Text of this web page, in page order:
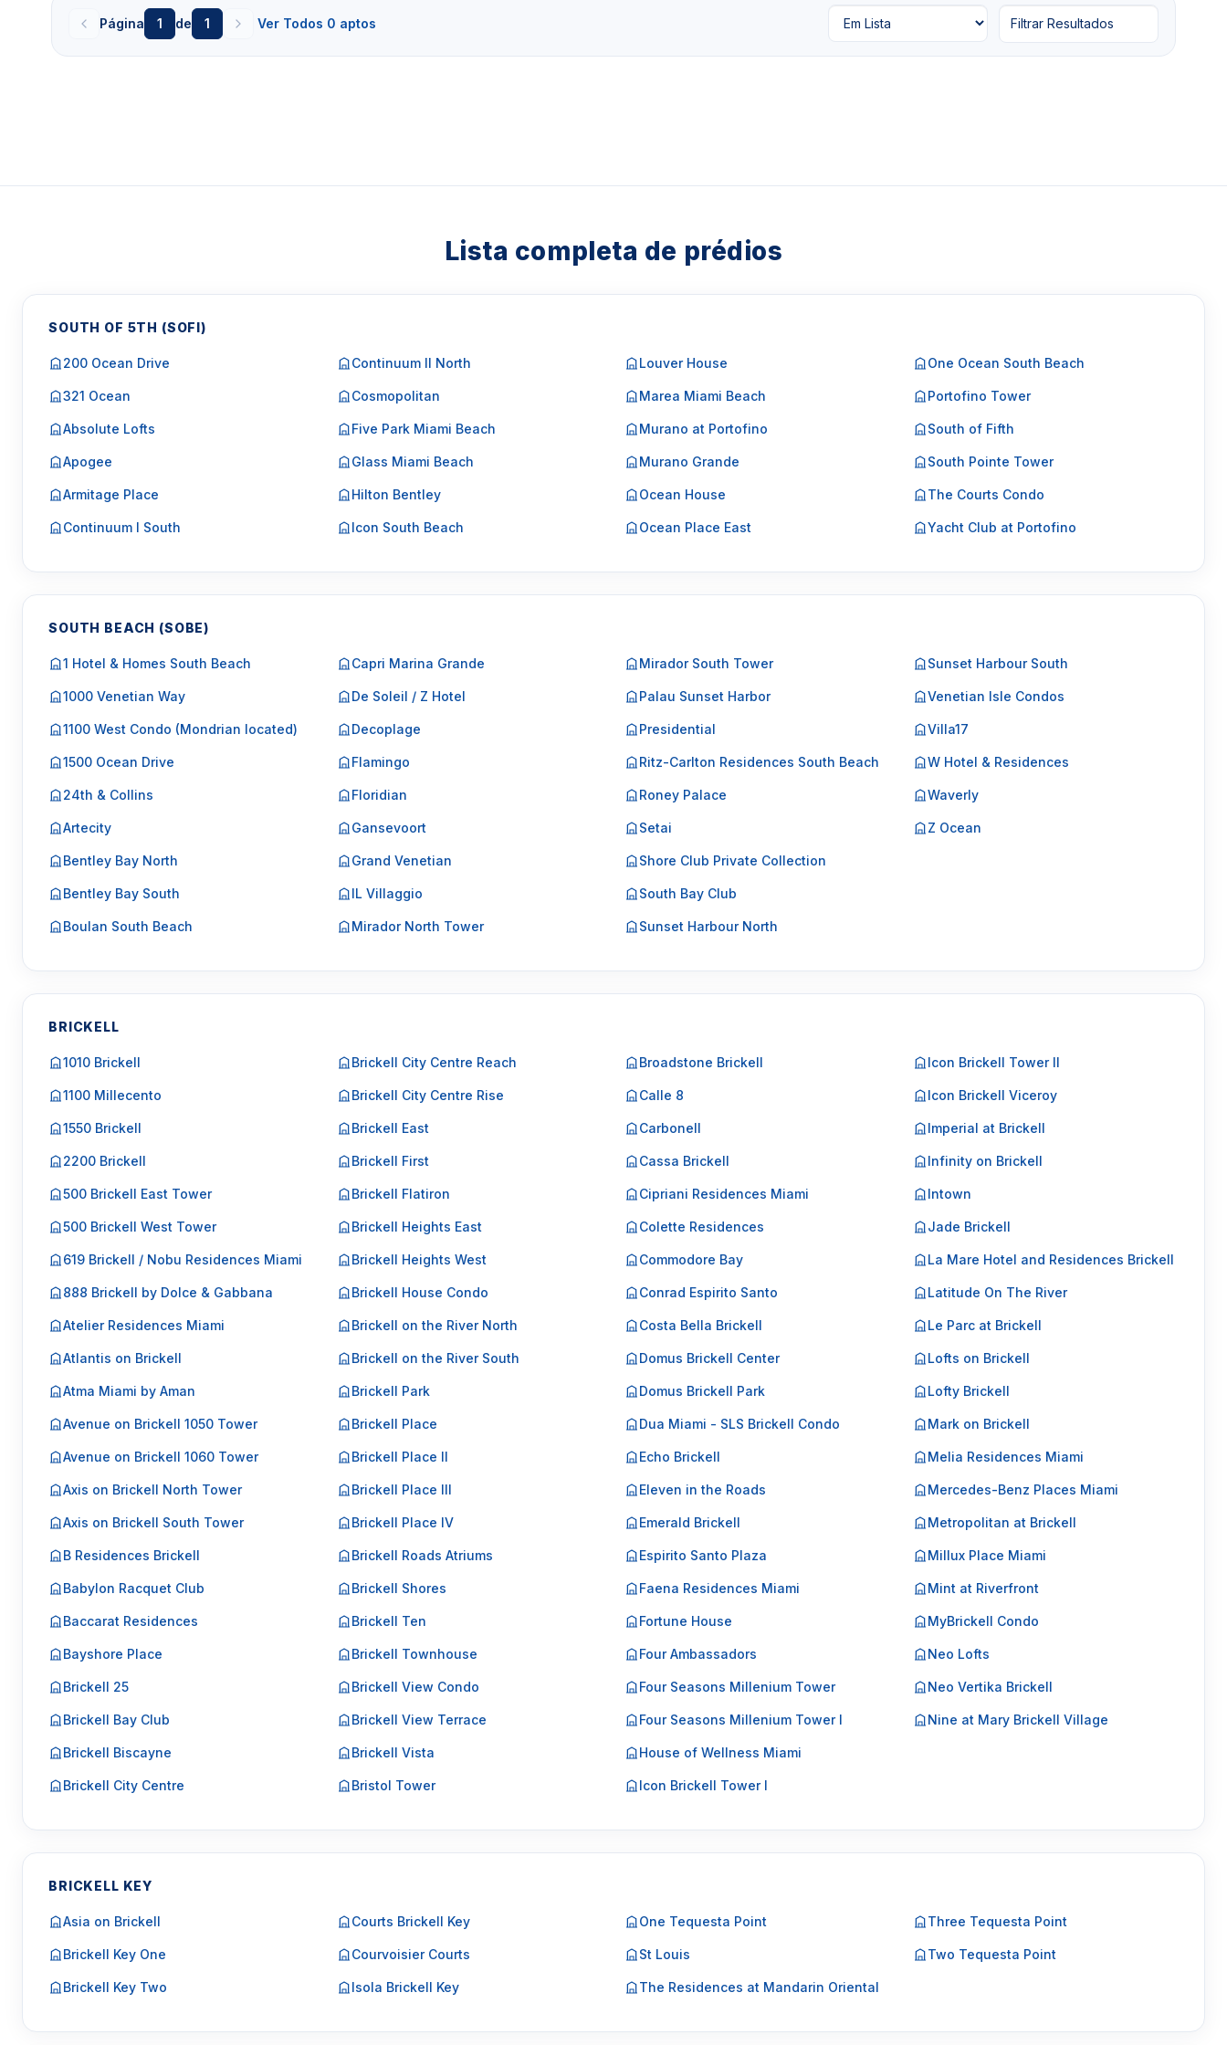
Essa página e atualizada diariamente com alugueis com contrato de no
minimo de 3 a 12 meses. Esse condomínio que e localizado em Key Biscayne
Página 1 de 1 Ver Todos 0 aptos Filtrar Resultados
Lista completa de prédios
SOUTH OF 5TH (SOFI)
200 Ocean Drive
321 Ocean
Absolute Lofts
Apogee
Armitage Place
Continuum I South
Continuum II North
Cosmopolitan
Five Park Miami Beach
Glass Miami Beach
Hilton Bentley
Icon South Beach
Louver House
Marea Miami Beach
Murano at Portofino
Murano Grande
Ocean House
Ocean Place East
One Ocean South Beach
Portofino Tower
South of Fifth
South Pointe Tower
The Courts Condo
Yacht Club at Portofino
SOUTH BEACH (SOBE)
1 Hotel & Homes South Beach
1000 Venetian Way
1100 West Condo (Mondrian located)
1500 Ocean Drive
24th & Collins
Artecity
Bentley Bay North
Bentley Bay South
Boulan South Beach
Capri Marina Grande
De Soleil / Z Hotel
Decoplage
Flamingo
Floridian
Gansevoort
Grand Venetian
IL Villaggio
Mirador North Tower
Mirador South Tower
Palau Sunset Harbor
Presidential
Ritz-Carlton Residences South Beach
Roney Palace
Setai
Shore Club Private Collection
South Bay Club
Sunset Harbour North
Sunset Harbour South
Venetian Isle Condos
Villa17
W Hotel & Residences
Waverly
Z Ocean
BRICKELL
1010 Brickell
1100 Millecento
1550 Brickell
2200 Brickell
500 Brickell East Tower
500 Brickell West Tower
619 Brickell / Nobu Residences Miami
888 Brickell by Dolce & Gabbana
Atelier Residences Miami
Atlantis on Brickell
Atma Miami by Aman
Avenue on Brickell 1050 Tower
Avenue on Brickell 1060 Tower
Axis on Brickell North Tower
Axis on Brickell South Tower
B Residences Brickell
Babylon Racquet Club
Baccarat Residences
Bayshore Place
Brickell 25
Brickell Bay Club
Brickell Biscayne
Brickell City Centre
Brickell City Centre Reach
Brickell City Centre Rise
Brickell East
Brickell First
Brickell Flatiron
Brickell Heights East
Brickell Heights West
Brickell House Condo
Brickell on the River North
Brickell on the River South
Brickell Park
Brickell Place
Brickell Place II
Brickell Place III
Brickell Place IV
Brickell Roads Atriums
Brickell Shores
Brickell Ten
Brickell Townhouse
Brickell View Condo
Brickell View Terrace
Brickell Vista
Bristol Tower
Broadstone Brickell
Calle 8
Carbonell
Cassa Brickell
Cipriani Residences Miami
Colette Residences
Commodore Bay
Conrad Espirito Santo
Costa Bella Brickell
Domus Brickell Center
Domus Brickell Park
Dua Miami - SLS Brickell Condo
Echo Brickell
Eleven in the Roads
Emerald Brickell
Espirito Santo Plaza
Faena Residences Miami
Fortune House
Four Ambassadors
Four Seasons Millenium Tower
Four Seasons Millenium Tower I
House of Wellness Miami
Icon Brickell Tower I
Icon Brickell Tower II
Icon Brickell Viceroy
Imperial at Brickell
Infinity on Brickell
Intown
Jade Brickell
La Mare Hotel and Residences Brickell
Latitude On The River
Le Parc at Brickell
Lofts on Brickell
Lofty Brickell
Mark on Brickell
Melia Residences Miami
Mercedes-Benz Places Miami
Metropolitan at Brickell
Millux Place Miami
Mint at Riverfront
MyBrickell Condo
Neo Lofts
Neo Vertika Brickell
Nine at Mary Brickell Village
BRICKELL KEY
Asia on Brickell
Brickell Key One
Brickell Key Two
Courts Brickell Key
Courvoisier Courts
Isola Brickell Key
One Tequesta Point
St Louis
The Residences at Mandarin Oriental
Three Tequesta Point
Two Tequesta Point